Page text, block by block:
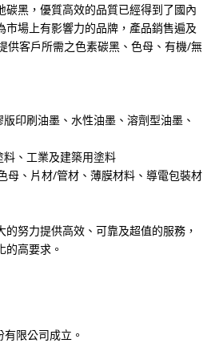
碳黑，優質高效的品質已經得到了國內
市場上有影響力的品牌，產品銷售遍及
供客戶所需之色素碳黑、色母、有機/無
印刷油墨、水性油墨、溶劑型油墨、
、工業及建築用塗料
母、片材/管材、薄膜材料、導電包裝材
努力提供高效、可靠及超值的服務，
高要求。
限公司成立。